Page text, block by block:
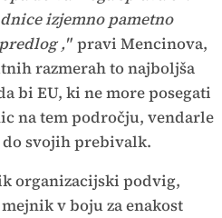
izjemno pametno
," pravi Mencinova,
razmerah to najboljša
bi EU, ki ne more posegati
na tem področju, vendarle
svojih prebivalk.
organizacijski podvig,
v boju za enakost